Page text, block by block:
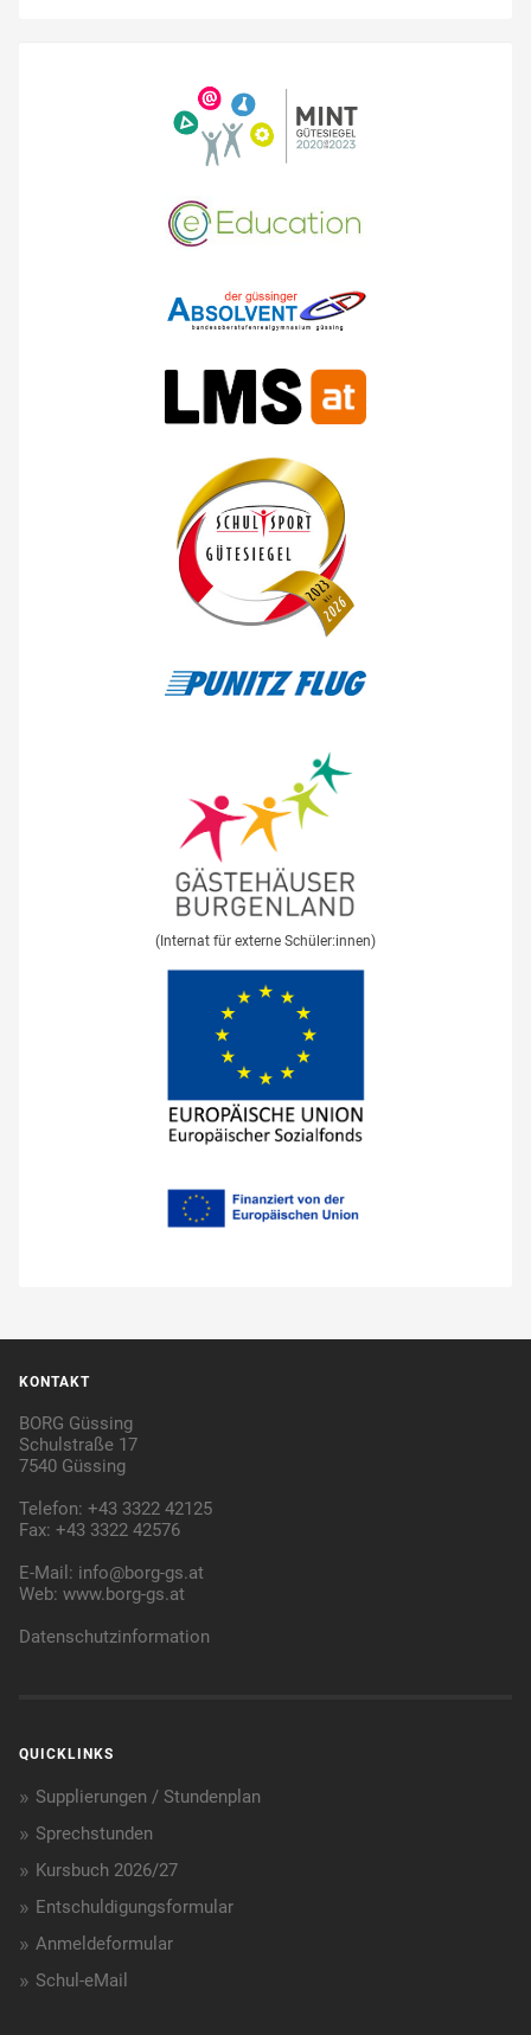
(Internat für externe Schüler:innen)
KONTAKT
BORG Güssing
Schulstraße 17
7540 Güssing
Telefon: +43 3322 42125
Fax: +43 3322 42576
E-Mail: info@borg-gs.at
Web:www.borg-gs.at
Datenschutzinformation
QUICKLINKS
Supplierungen / Stundenplan
Sprechstunden
Kursbuch 2026/27
Entschuldigungsformular
Anmeldeformular
Schul-eMail